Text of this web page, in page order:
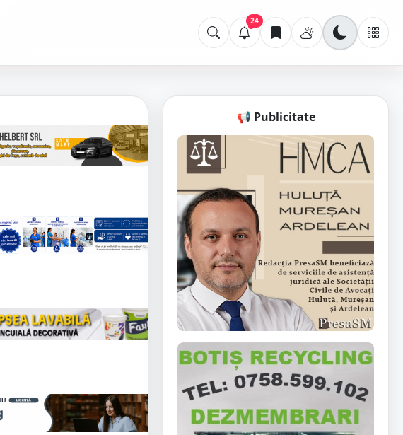
24
📢 Publicitate